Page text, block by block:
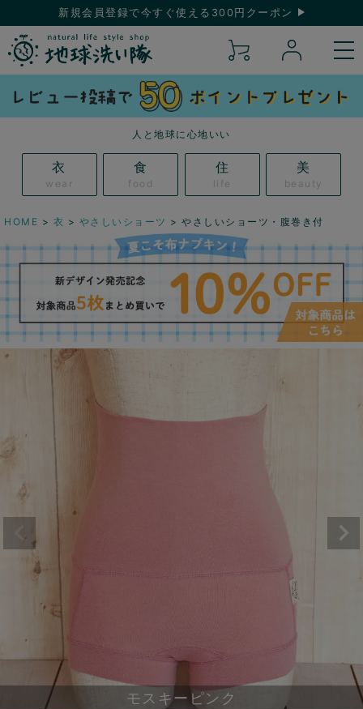
新規会員登録で今すぐ使える300円クーポン
人と地球に心地いい
衣
wear
食
food
住
life
美
beauty
HOME 衣 やさしいショーツ やさしいショーツ・腹巻き付
モスキーピンク